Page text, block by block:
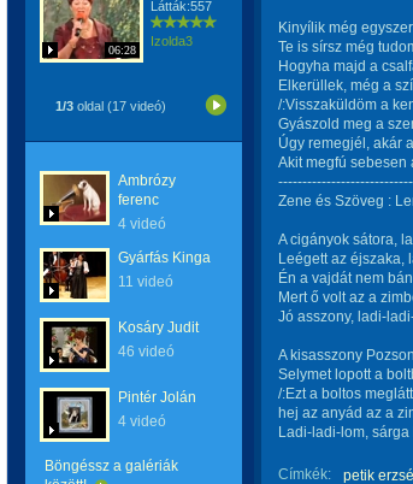
06:28
Látták:557
Izolda3
1/3 oldal (17 videó)
Ambrózy
ferenc
4 videó
Gyárfás Kinga
11 videó
Kosáry Judit
46 videó
Pintér Jolán
4 videó
Böngéssz a galériák
Kinyílik még
Te is sírsz még
Hogyha majd a
Elkerüllek, még a
/:Visszaküldöm a
Gyászold meg a
Úgy remegjél, akár
Akit megfú sebesen
Zene és Szöveg :
A cigányok sátora,
Leégett az éjszaka,
Én a vajdát nem
Mert ő volt az a
Jó asszony, ladi-
A kisasszony
Selymet lopott a
/:Ezt a boltos
hej az anyád az a
Ladi-ladi-lom, sárga
Címkék:
petik